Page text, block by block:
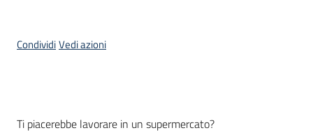
Lavoro
CondividiVedi azioni
Cos'è
Ti piacerebbe lavorare in un supermercato?